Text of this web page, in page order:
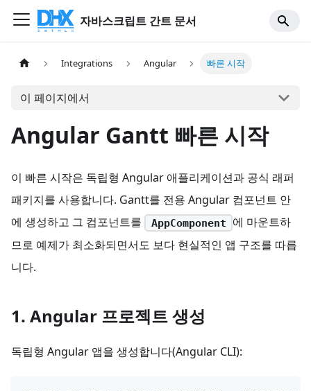
자바스크립트 간트 문서
Integrations Angular 빠른 시작
이 페이지에서
Angular Gantt 빠른 시작
이 빠른 시작은 독립형 Angular 애플리케이션과 공식 래퍼
패키지를 사용합니다. Gantt를 전용 Angular 컴포넌트 안
에 생성하고 그 컴포넌트를
AppComponent
에 마운트하
므로 예제가 최소화되면서도 보다 현실적인 앱 구조를 따릅
니다.
1. Angular 프로젝트 생성
독립형 Angular 앱을 생성합니다(Angular CLI):